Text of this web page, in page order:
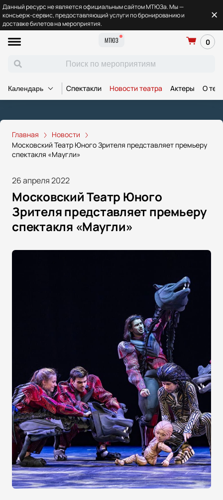
Данный ресурс не является официальным сайтом МТЮЗа. Мы —
консьерж-сервис, предоставляющий услуги по бронированию и
доставке билетов на мероприятия.
МТЮЗ
0
Календарь Спектакли Новости театра Актеры О
Главная
Новости
Московский Театр Юного Зрителя представляет премьеру
спектакля «Маугли»
26 апреля 2022
Московский Театр Юного
Зрителя представляет премьеру
спектакля «Маугли»